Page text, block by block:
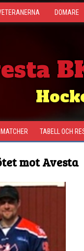
DOMARE
MATCHER TABELL OCH
mot Avesta